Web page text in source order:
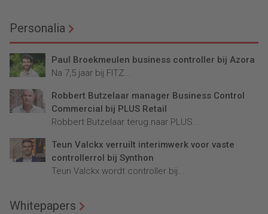
Personalia
Paul Broekmeulen business controller bij Azora
Na 7,5 jaar bij FITZ...
Robbert Butzelaar manager Business Control
Commercial bij PLUS Retail
Robbert Butzelaar terug naar PLUS...
Teun Valckx verruilt interimwerk voor vaste
controllerrol bij Synthon
Teun Valckx wordt controller bij...
Whitepapers